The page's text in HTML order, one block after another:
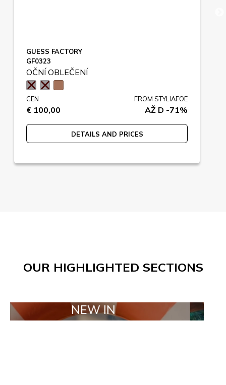
GUESS FACTORY
GF0323
OČNÍ OBLEČENÍ
CEN
€ 100,00
FROM STYLIAFOE
AŽ D -71%
DETAILS AND PRICES
OUR HIGHLIGHTED SECTIONS
NEW IN